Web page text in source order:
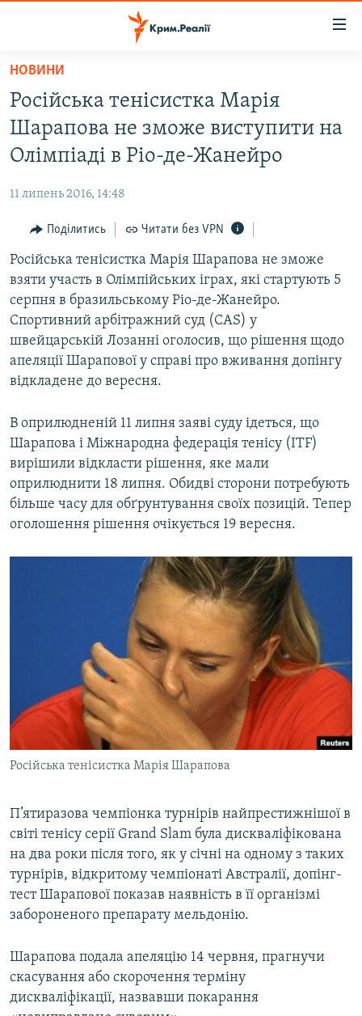
Перейти
основного
матеріалу
Перейти
до
основної
Перейти
пошуку
ВІДЕО ТА ФОТО
БЛОГИ
ПОГЛЯД
ІНТЕРВ'Ю
ВСЕ ЗА ДЕНЬ
СПЕЦПРОЕКТИ
ДЕПОРТАЦІЯ
ВІДЕОУРОКИ «ELIFBE»
УКРАЇНСЬКА ПРОБЛЕМА КРИМУ
ІНФОГРАФІКА
ЯК ОБІЙТИ БЛОКУВАННЯ
Русский
Qırımtatar
ДОЛУЧАЙСЯ!
НОВИНИ
Російська тенісистка Марія
Шарапова не зможе виступити на
Олімпіаді в Ріо-де-Жанейро
11 липень 2016, 14:48
Поділитись Читати без VPN
Російська тенісистка Марія Шарапова не зможе
взяти участь в Олімпійських іграх, які стартують 5
серпня в бразильському Ріо-де-Жанейро.
Спортивний арбітражний суд (CAS) у
швейцарській Лозанні оголосив, що рішення щодо
апеляції Шарапової у справі про вживання допінгу
відкладене до вересня.
В оприлюдненій 11 липня заяві суду ідеться, що
Шарапова і Міжнародна федерація тенісу (ITF)
вирішили відкласти рішення, яке мали
оприлюднити 18 липня. Обидві сторони потребують
більше часу для обґрунтування своїх позицій. Тепер
оголошення рішення очікується 19 вересня.
Російська тенісистка Марія Шарапова
П’ятиразова чемпіонка турнірів найпрестижнішої в
світі тенісу серії Grand Slam була дискваліфікована
на два роки після того, як у січні на одному з таких
турнірів, відкритому чемпіонаті Австралії, допінг-
тест Шарапової показав наявність в її організмі
забороненого препарату мельдонію.
Шарапова подала апеляцію 14 червня, прагнучи
скасування або скорочення терміну
дискваліфікації, назвавши покарання